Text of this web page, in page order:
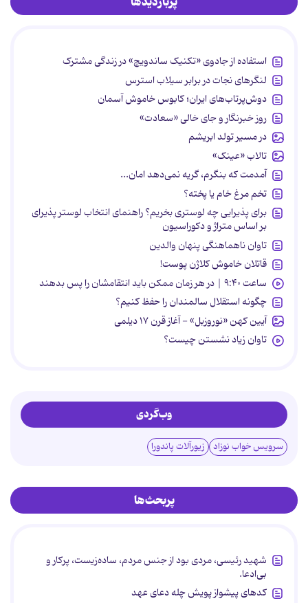
استفاده از جادوی «تکنیک ساندویچ» در زندگی مشترک
لنگرهای نجات در برابر سیلاب استرس
دوش‌پرتاب‌های ایران؛ کابوس خاموش آسمان
روز خبرنگار و جای خالی «سعادت»
در مسیر تولد ابریشم
تالاب «عینک»
آمدمت که بنگرم، گریه نمی‌دهد امان...
تخم مرغ خام یا پخته؟
برای پذیرایی چه لوستری بخریم؟ راهنمای انتخاب لوستر پذیرای
بر اساس متراژ و دکوراسیون
تاوان ناهماهنگی پنهان والدین
قاتلان خاموش کلاژن پوست!
ساعت ۹:۴۰ | در هر زمان ممکن باید انتقامشان را پس بدهند
چگونه استقلال سالمندان را حفظ کنیم؟
آیین کهن «نوروزبل» - آغاز قرن ۱۷ دیلمی
تاوان زیاد نشستن چیست؟
وب‌گردی
سرویس خواب نوزاد زیورآلات پاندورا
پربحث‌ها
شهید رئیسی، مردی بود از جنس مردم، ساده‌زیست، پرکار و
بی‌ادعا.
کدهای پیشواز پویش چله دعای عهد